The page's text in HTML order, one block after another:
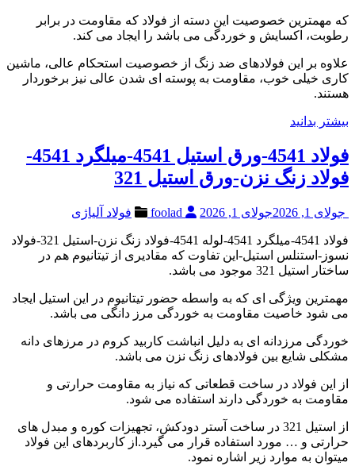
که مهمترین خصوصیت این دسته از فولاد که مقاومت در برابر
رطوبت، اکسایش و خوردگی می باشد را ایجاد می کند.
علاوه بر این فولادهای ضد زنگ از خصوصیت استحکام عالی، ماشین
کاری خیلی خوب، مقاومت به پوسته ای شدن عالی نیز برخوردار
هستند.
بیشتر بدانید
فولاد 4541-ورق استیل 4541-میلگرد 4541-
فولاد زنگ نزن-ورق استیل 321
جولای 1, 2026 جولای 1, 2026 فولاد آلیاژی
فولاد 4541-میلگرد 4541-لوله 4541-فولاد زنگ نزن-استیل 321-فولاد
نسوز-استنلس استیل-این تفاوت که مقادیری از تیتانیوم هم در
ساختار استیل 321 موجود می باشد.
مهمترین ویژگی ای که به واسطه حضور تیتانیوم در این استیل ایجاد
می شود خاصیت مقاومت به خوردگی مرز دانگی می باشد.
خوردگی مرزدانه ای به دلیل انباشت کاربید کروم در مرزهای دانه
مشکلی شایع بین فولادهای زنگ نزن می باشد.
از این فولاد در ساخت قطعاتی که نیاز به مقاومت حرارتی و
مقاومت به خوردگی دارند استفاده می شود.
از استیل 321 در ساخت آستر دودکش، تجهیزات کوره و مبدل های
حرارتی و … مورد استفاده قرار می گیرد.از کاربردهای این فولاد
میتوان به موارد زیر اشاره نمود.